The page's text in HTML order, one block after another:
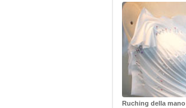
Ruching della mano